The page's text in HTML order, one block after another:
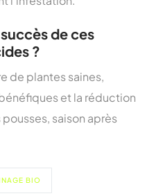
de ces
?
de plantes saines,
et la réduction
saison après
BIO